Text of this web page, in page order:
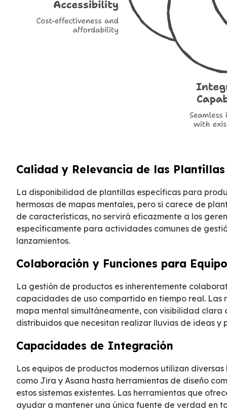
Calidad y Relevancia de las Plantillas
La disponibilidad de plantillas específicas para
hermosas de mapas mentales, pero si carece de
de características, no servirá eficazmente a los
específicamente para actividades comunes de
lanzamientos.
Colaboración y Funciones para
La gestión de productos es inherentemente
capacidades de uso compartido en tiempo real. Las
mapa mental simultáneamente, con visibilidad
distribuidos que necesitan realizar lluvias de ideas y
Capacidades de Integración
Los equipos de productos modernos utilizan
como Jira y Asana hasta herramientas de diseño
estos sistemas existentes. Las herramientas que
ayudar a mantener una única fuente de verdad en